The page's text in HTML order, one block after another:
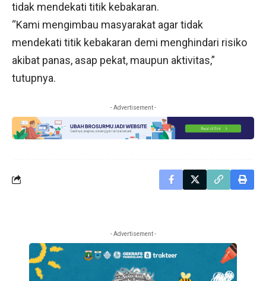
tidak mendekati titik kebakaran.
“Kami mengimbau masyarakat agar tidak
mendekati titik kebakaran demi menghindari risiko
akibat panas, asap pekat, maupun aktivitas,”
tutupnya.
- Advertisement -
- Advertisement -